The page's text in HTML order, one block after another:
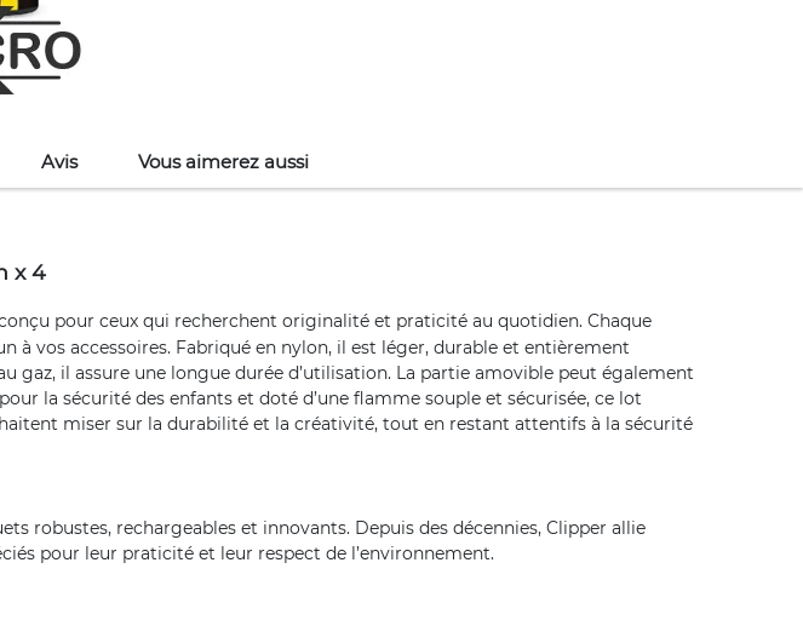
Avis Vous aimerez aussi
x 4
pour ceux qui recherchent originalité et praticité au quotidien. Chaque
vos accessoires. Fabriqué en nylon, il est léger, durable et entièrement
gaz, il assure une longue durée d’utilisation. La partie amovible peut également
la sécurité des enfants et doté d’une flamme souple et sécurisée, ce lot
miser sur la durabilité et la créativité, tout en restant attentifs à la sécurité
robustes, rechargeables et innovants. Depuis des décennies, Clipper allie
pour leur praticité et leur respect de l’environnement.